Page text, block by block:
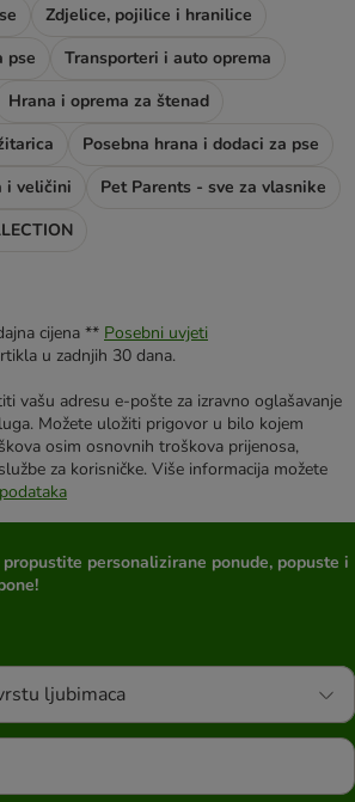
Zdjelice, pojilice i hranilice
pse
Transporteri i auto oprema
Hrana i oprema za štenad
Posebna hrana i dodaci za pse
i veličini
Pet Parents - sve za vlasnike
cijena ** Posebni uvjeti
u zadnjih 30 dana.
vašu adresu e-pošte za izravno oglašavanje
Možete uložiti prigovor u bilo kojem
osim osnovnih troškova prijenosa,
za korisničke. Više informacija možete
propustite personalizirane ponude, popuste i
ljubimaca